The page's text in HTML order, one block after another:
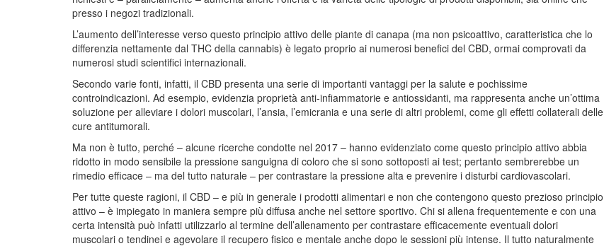
presso i negozi tradizionali.
L’aumento dell’interesse verso questo principio attivo delle piante di canapa (ma non psicoattivo, caratteristica che lo
differenzia nettamente dal THC della cannabis) è legato proprio ai numerosi benefici del CBD, ormai comprovati da
numerosi studi scientifici internazionali.
Secondo varie fonti, infatti, il CBD presenta una serie di importanti vantaggi per la salute e pochissime
controindicazioni. Ad esempio, evidenzia proprietà anti-infiammatorie e antiossidanti, ma rappresenta anche un’ottima
soluzione per alleviare i dolori muscolari, l’ansia, l’emicrania e una serie di altri problemi, come gli effetti collaterali delle
cure antitumorali.
Ma non è tutto, perché – alcune ricerche condotte nel 2017 – hanno evidenziato come questo principio attivo abbia
ridotto in modo sensibile la pressione sanguigna di coloro che si sono sottoposti ai test; pertanto sembrerebbe un
rimedio efficace – ma del tutto naturale – per contrastare la pressione alta e prevenire i disturbi cardiovascolari.
Per tutte queste ragioni, il CBD – e più in generale i prodotti alimentari e non che contengono questo prezioso principio
attivo – è impiegato in maniera sempre più diffusa anche nel settore sportivo. Chi si allena frequentemente e con una
certa intensità può infatti utilizzarlo al termine dell’allenamento per contrastare efficacemente eventuali dolori
muscolari o tendinei e agevolare il recupero fisico e mentale anche dopo le sessioni più intense. Il tutto naturalmente